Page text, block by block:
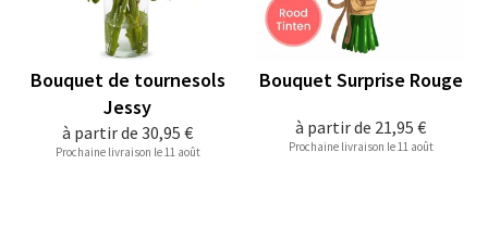
à partir de 30,95 €
Bouquet de tournesols
Jessy
Prochaine livraison le 11 août
à partir de 21,95 €
Bouquet Surprise Rouge
Prochaine livraison le 11 août